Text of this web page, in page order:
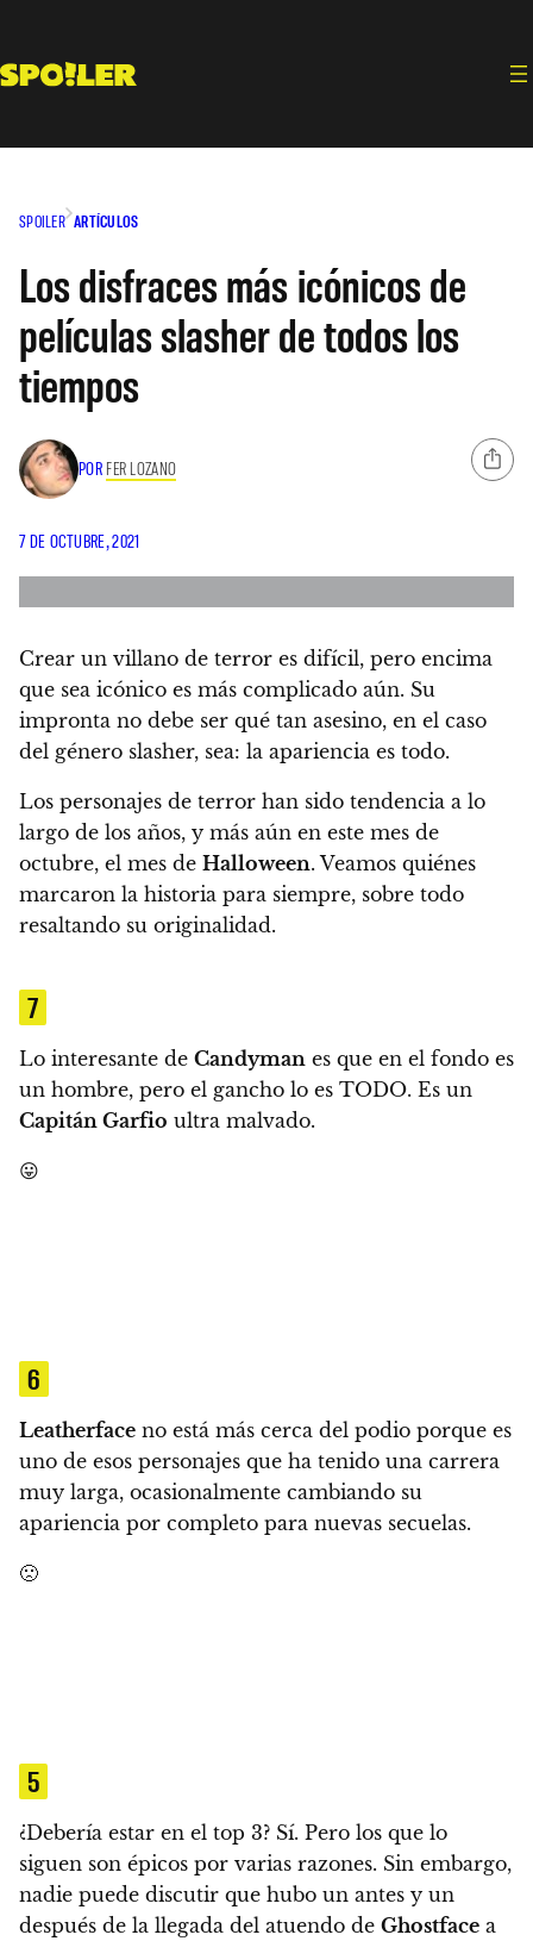
contenido
SPOILER ARTÍCULOS
Los disfraces más icónicos de
películas slasher de todos los
tiempos
POR FER LOZANO
7 DE OCTUBRE, 2021
Crear un villano de terror es difícil, pero encima
que sea icónico es más complicado aún. Su
impronta no debe ser qué tan asesino, en el caso
del género slasher, sea: la apariencia es todo.
Los personajes de terror han sido tendencia a lo
largo de los años, y más aún en este mes de
octubre, el mes de Halloween. Veamos quiénes
marcaron la historia para siempre, sobre todo
resaltando su originalidad.
7
Lo interesante de Candyman es que en el fondo es
un hombre, pero el gancho lo es TODO. Es un
Capitán Garfio ultra malvado.
😛
6
Leatherface no está más cerca del podio porque es
uno de esos personajes que ha tenido una carrera
muy larga, ocasionalmente cambiando su
apariencia por completo para nuevas secuelas.
🙁
5
¿Debería estar en el top 3? Sí. Pero los que lo
siguen son épicos por varias razones. Sin embargo,
nadie puede discutir que hubo un antes y un
después de la llegada del atuendo de Ghostface a